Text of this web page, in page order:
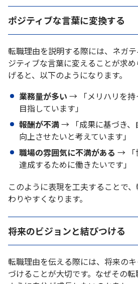
ポジティブな言葉に変換する
転職理由を説明する際には、ネガ
ジティブな言葉に変えることが求
げると、以下のようになります。
業務量が多い → 「メリハリを持
目指しています」
報酬が不満→ 「成果に基づき、
向上させたいと考えています」
職場の雰囲気に不満がある → 「
達成するために働きたいです」
このように表現を工夫することで
わりやすくなります。
将来のビジョンと結びつける
転職理由を伝える際には、将来の
づけることが大切です。なぜその